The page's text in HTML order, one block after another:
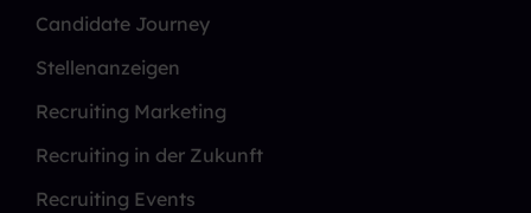
Candidate Journey
Stellenanzeigen
Recruiting Marketing
Recruiting in der Zukunft
Recruiting Events